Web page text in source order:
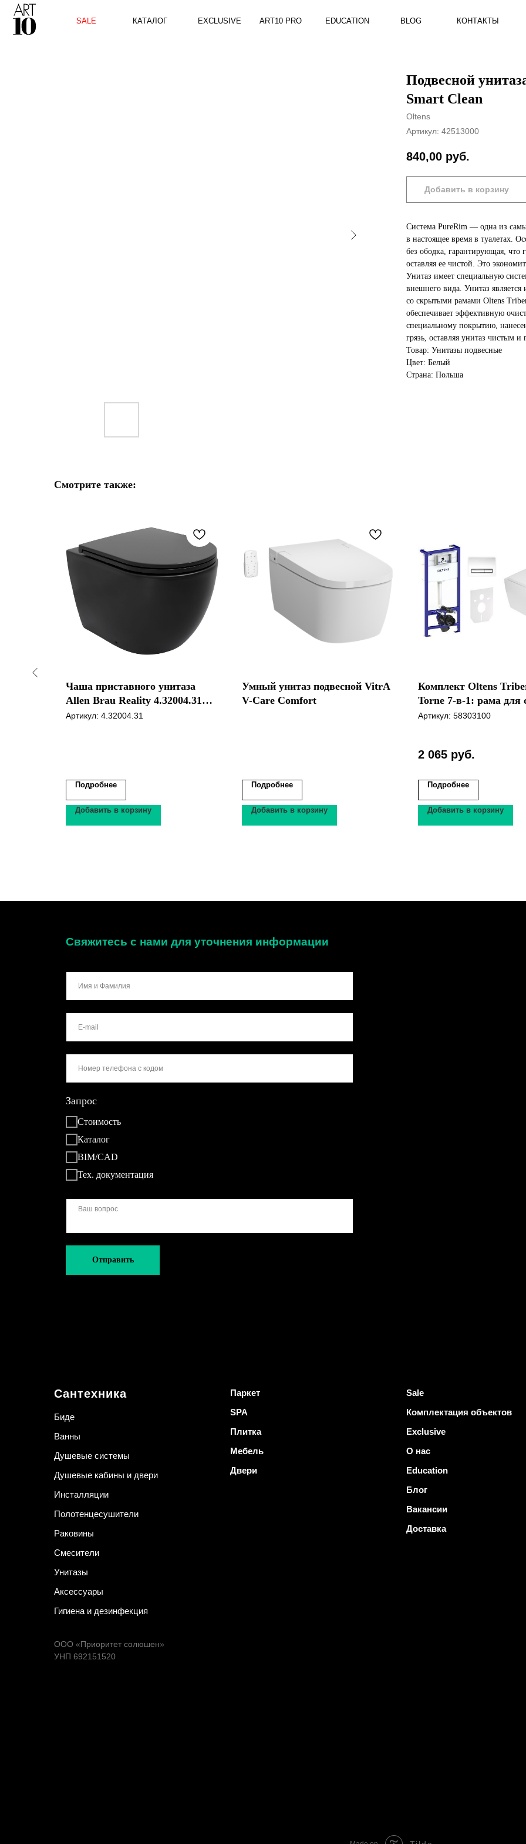
SALE EXCLUSIVE ART10 PRO EDUCATION
КАТАЛОГ BLOG КОНТАКТЫ
Подвесной
Smart Clean
Oltens
Артикул: 42513000
840,00 руб.
Добавить в корзину
Система PureRim — одна из
в настоящее время в туалетах.
без ободка, гарантирующая, что
оставляя ее чистой. Это
Унитаз имеет специальную
внешнего вида. Унитаз
со скрытыми рамами Oltens
обеспечивает эффективную
специальному покрытию,
грязь, оставляя унитаз чистым
Товар: Унитазы подвесные
Цвет: Белый
Страна: Польша
Смотрите также:
Чаша приставного унитаза
Allen Brau Reality 4.32004.31
черный матовый
Артикул: 4.32004.31
Подробнее
Добавить в корзину
Умный унитаз подвесной VitrA
V-Care Comfort
Подробнее
Добавить в корзину
Комплект Oltens
Torne 7-в-1: рама для
монтажа, чаша с
Артикул: 58303100
2 065 руб.
Подробнее
Добавить в корзину
Запрос
Стоимость
Каталог
BIM/CAD
Тех. документация
Отправить
Свяжитесь с нами для уточнения информации
Сантехника
Биде
Ванны
Душевые системы
Душевые кабины и двери
Инсталляции
Полотенцесушители
Раковины
Смесители
Унитазы
Аксессуары
Гигиена и дезинфекция
Паркет
SPA
Плитка
Мебель
Двери
Sale
Комплектация объектов
Exclusive
О нас
Education
Блог
Вакансии
Доставка
ООО «Приоритет солюшен»
УНП 692151520